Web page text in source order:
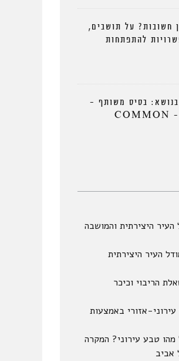
חשובות? על תושבים,
להתפתחות
בסיס משותף –
أساس مشترك – COMMON
העיר היצירתית והמושבה
העיר היצירתית
הריבוי וכיכר
עירוני-אזורי באמצעות
מהו טבע עירוני? המקרה
אביב